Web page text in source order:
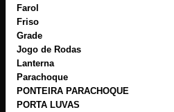
Farol
Friso
Grade
Jogo de Rodas
Lanterna
Parachoque
PONTEIRA PARACHOQUE
PORTA LUVAS